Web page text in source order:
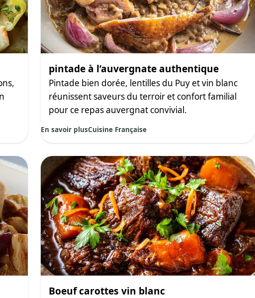
pintade à l’auvergnate authentique
Pintade bien dorée, lentilles du Puy et vin blanc
réunissent saveurs du terroir et confort familial
pour ce repas auvergnat convivial.
En savoir plusCuisine Française
Boeuf carottes vin blanc